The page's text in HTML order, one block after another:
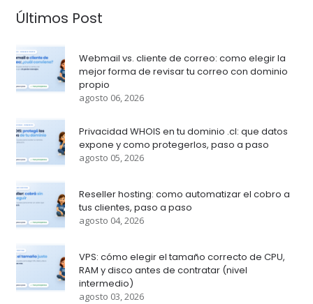
Últimos Post
Webmail vs. cliente de correo: como elegir la
mejor forma de revisar tu correo con dominio
propio
agosto 06, 2026
Privacidad WHOIS en tu dominio .cl: que datos
expone y como protegerlos, paso a paso
agosto 05, 2026
Reseller hosting: como automatizar el cobro a
tus clientes, paso a paso
agosto 04, 2026
VPS: cómo elegir el tamaño correcto de CPU,
RAM y disco antes de contratar (nivel
intermedio)
agosto 03, 2026